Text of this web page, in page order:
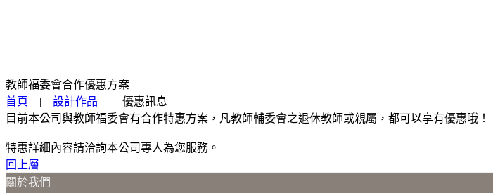
教師福委會合作優惠方案
首頁
| 設計作品 | 優惠訊息
目前本公司與教師福委會有合作特惠方案，凡教師輔委會之退休教師或親屬，都可以享有優惠哦！
特惠詳細內容請洽詢本公司專人為您服務。
回上層
關於我們